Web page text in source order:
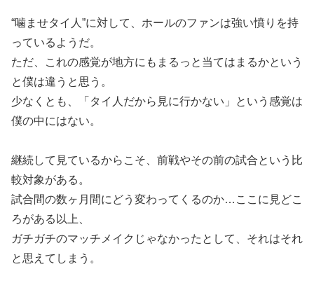
“噛ませタイ人”に対して、ホールのファンは強い憤りを持
っているようだ。
ただ、これの感覚が地方にもまるっと当てはまるかという
と僕は違うと思う。
少なくとも、「タイ人だから見に行かない」という感覚は
僕の中にはない。
継続して見ているからこそ、前戦やその前の試合という比
較対象がある。
試合間の数ヶ月間にどう変わってくるのか…ここに見どこ
ろがある以上、
ガチガチのマッチメイクじゃなかったとして、それはそれ
と思えてしまう。